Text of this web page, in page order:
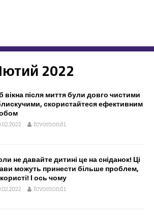
2022
вікна після миття були довго чистими
скористайтеся ефективним
fcvomond1
не давайте дитині це на сніданок! Ці
можуть принести більше проблем,
І ось чому
fcvomond1